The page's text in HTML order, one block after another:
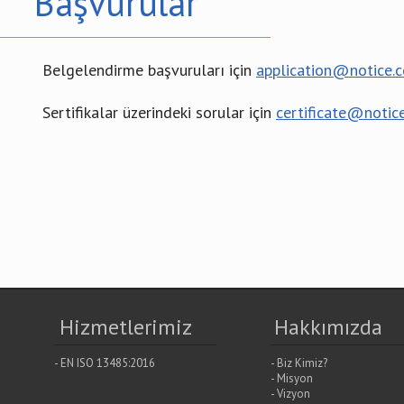
Belgelendirme başvuruları için
Sertifikalar üzerindeki sorular için
Hizmetlerimiz
- EN ISO 13485:2016
Hakkımızda
- Biz Kimiz?
- Misyon
- Vizyon